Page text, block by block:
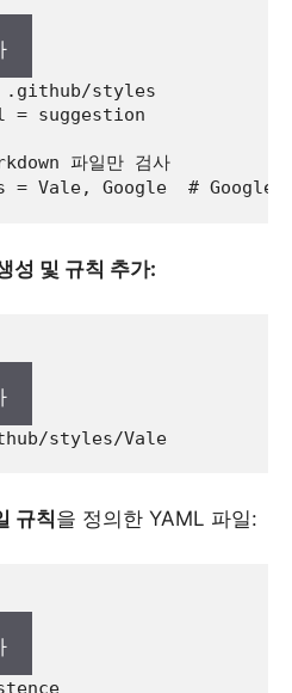
= suggestion
파일만 검사
= Vale, Google # Google
성 및 규칙 추가:
규칙을 정의한 YAML 파일: